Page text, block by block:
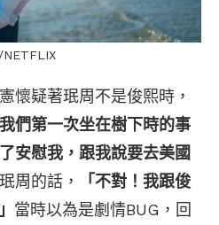
NETFLIX
懷疑著珉周不是俊熙時，
我們第一次坐在樹下時的事
了安慰我，跟我說要去美國
周的話，
「不對！我跟俊
當時以為是劇情BUG，回